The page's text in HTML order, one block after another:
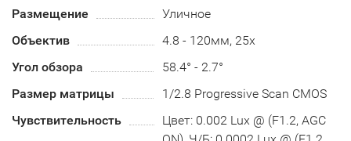
Размещение
Уличное
Объектив
4.8 - 120мм, 25x
Угол обзора
58.4° - 2.7°
Размер матрицы
1/2.8 Progressive Scan CMOS
Чувствительность
Цвет: 0.002 Lux @ (F1.2, AGC